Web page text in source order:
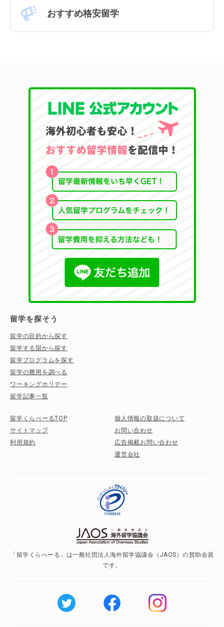
おすすめ格安留学
留学を探そう
留学の目的から探す
留学する国から探す
留学プログラムを探す
留学の費用を調べる
ワーキングホリデー
留学記事一覧
留学くらべーるTOP
サイトマップ
利用規約
個人情報の取扱について
お問い合わせ
広告掲載お問い合わせ
運営会社
「留学くらべーる」は一般社団法人海外留学協議会（JAOS）の賛助会員
です。